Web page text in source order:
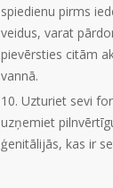
spiedienu pirms
veidus, varat
pievērsties citām
vannā.
Uzturiet sevi
uzņemiet
ģenitālijās, kas ir